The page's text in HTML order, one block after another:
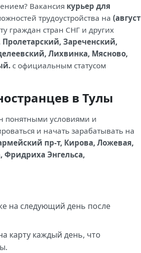
Вакансия курьер для
трудоустройства на (август
граждан стран СНГ и других
Зареченский,
Лихвинка, Мясново,
с официальным статусом
в Тулы
понятными условиями и
и начать зарабатывать на
пр-т, Кирова, Ложевая,
Фридриха Энгельса,
на следующий день после
карту каждый день, что